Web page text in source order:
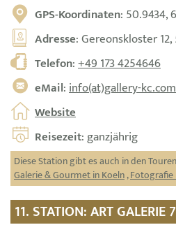
GPS-Koordinaten: 50.9434,
Adresse: Gereonskloster
Telefon:+49 173 4254646
eMail:info(at)gallery-kc.com
Website
Reisezeit: ganzjährig
Diese Station gibt es auch in den
Galerie & Gourmet in Koeln,Fotografie
11. STATION: ART GALERIE